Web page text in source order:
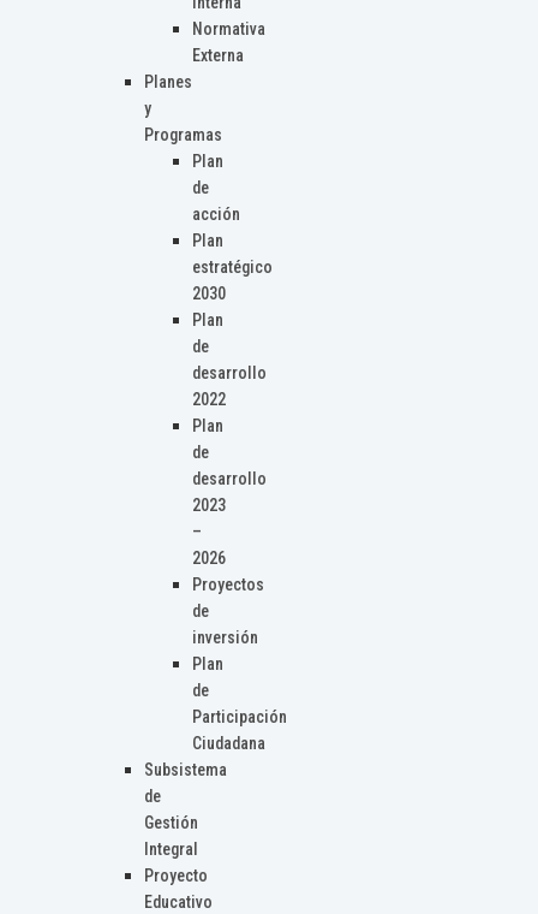
Normativa
Externa
Planes
y
Programas
Plan
de
acción
Plan
estratégico
2030
Plan
de
desarrollo
2022
Plan
de
desarrollo
2023
–
2026
Proyectos
de
inversión
Plan
de
Participación
Ciudadana
Subsistema
de
Gestión
Integral
Proyecto
Educativo